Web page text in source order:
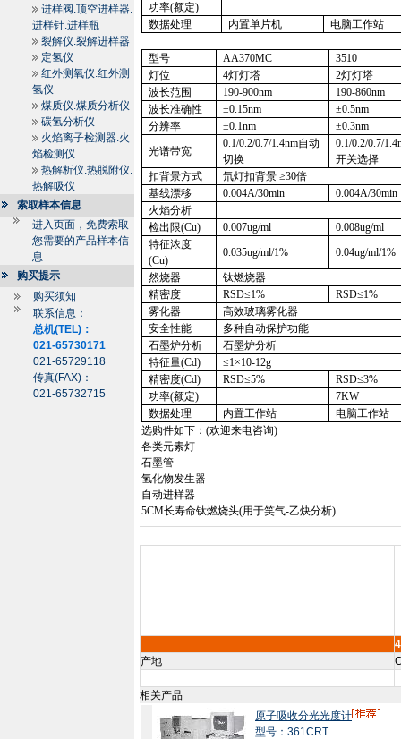
进样阀.顶空进样器.
进样针.进样瓶
裂解仪.裂解进样器
定氢仪
红外测氧仪.红外测
氢仪
煤质仪.煤质分析仪
碳氢分析仪
火焰离子检测器.火
焰检测仪
热解析仪.热脱附仪.
热解吸仪
索取样本信息
进入页面，免费索取
您需要的产品样本信
息
购买提示
购买须知
联系信息：
总机(TEL)：
021-65730171
021-65729118
传真(FAX)：
021-65732715
功率(额定)
数据处理
内置单片机 电脑工作站
型号 AA370MC
3510
灯位
4灯灯塔 2灯灯塔
波长范围
190-900nm
190-860nm
波长准确性
±0.15nm
±0.5nm
分辨率
±0.1nm
±0.3nm
光谱带宽
0.1/0.2/0.7/1.4nm自动
切换
0.1/0.2/0.7/
开关选择
扣背景方式
氘灯扣背景 ≥30倍
基线漂移
0.004A/30min 0.004A/30min
火焰分析
检出限(Cu) 0.007ug/ml
0.008ug/ml
特征浓度
(Cu)
0.035ug/ml/1%
0.04ug/ml/1%
然烧器
钛燃烧器
精密度
RSD≤1% RSD≤1%
雾化器
高效玻璃雾化器
安全性能
多种自动保护功能
石墨炉分析
石墨炉分析
特征量(Cd) ≤1×10-12g
精密度(Cd) RSD≤5% RSD≤3%
功率(额定)
7KW
数据处理
内置工作站
电脑工作站
选购件如下： (欢迎来电咨询)
各类元素灯
石墨管
氢化物发生器
自动进样器
5CM长寿命钛燃烧头(用于笑气-乙炔分析)
产地
相关产品
原子吸收分光光度计
型号：361CRT